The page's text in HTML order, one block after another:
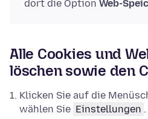
dort die Option Web-
Alle Cookies und
löschen sowie den
Klicken Sie auf die
wählen Sie Einstellungen .